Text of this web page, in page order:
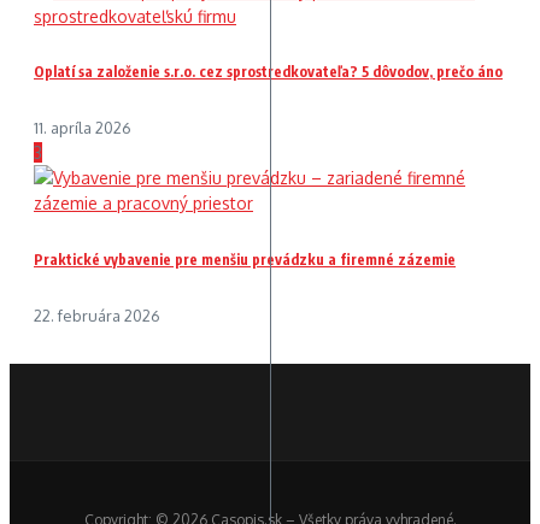
Oplatí sa založenie s.r.o. cez sprostredkovateľa? 5 dôvodov, prečo áno
11. apríla 2026
3
Praktické vybavenie pre menšiu prevádzku a firemné zázemie
22. februára 2026
Copyright: © 2026 Casopis.sk – Všetky práva vyhradené.